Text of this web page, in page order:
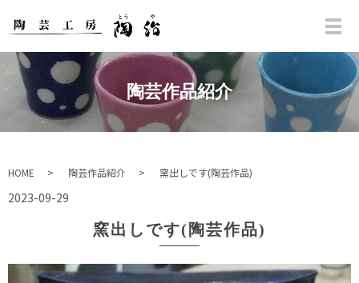
陶芸作品紹介
HOME 陶芸作品紹介 窯出しです(陶芸作品)
2023-09-29
窯出しです(陶芸作品)